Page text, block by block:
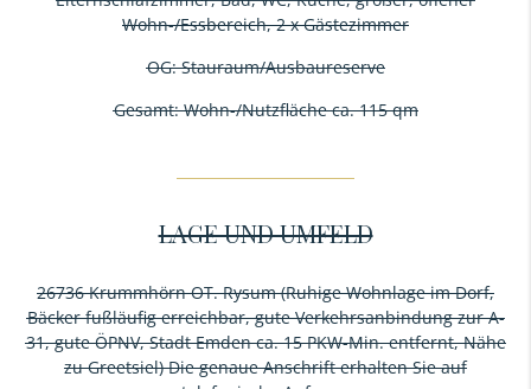
Wohn-/Essbereich, 2 x Gästezimmer
OG: Stauraum/Ausbaureserve
Gesamt: Wohn-/Nutzfläche ca. 115 qm
LAGE UND UMFELD
26736 Krummhörn OT. Rysum (Ruhige Wohnlage im Dorf,
Bäcker fußläufig erreichbar, gute Verkehrsanbindung zur A-
31, gute ÖPNV, Stadt Emden ca. 15 PKW-Min. entfernt, Nähe
zu Greetsiel) Die genaue Anschrift erhalten Sie auf